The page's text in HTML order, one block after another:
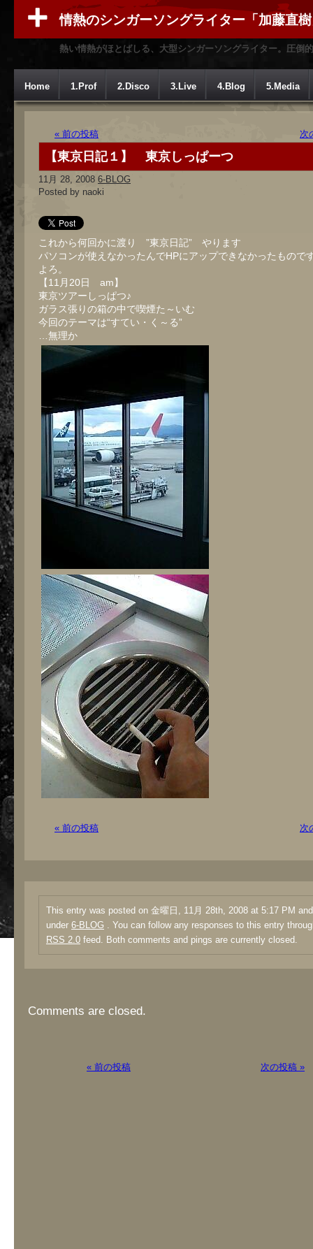
情熱のシンガーソングライター「加藤直
熱い情熱がほとばしる、大型シンガーソングライター。圧倒
Home 1.Prof 2.Disco 3.Live 4.Blog 5.Media
« 前の投稿 次
【東京日記１】 東京しっぱーつ
11月 28, 2008 6-BLOG
Posted by naoki
これから何回かに渡り ”東京日記” やります
パソコンが使えなかったんでHPにアップできなかったもので
よろ。
【11月20日 am】
東京ツアーしっぱつ♪
ガラス張りの箱の中で喫煙た～いむ
今回のテーマは“すてい・く～る”
…無理か
« 前の投稿 次
This entry was posted on 金曜日, 11月 28th, 2008 at 5:17 PM
under 6-BLOG . You can follow any responses to this entry
RSS 2.0 feed. Both comments and pings are currently closed.
Comments are closed.
« 前の投稿 次の投稿 »